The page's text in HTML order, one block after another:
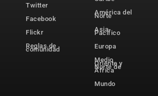
Twitter
Facebook
Flickr
Reglas de
comunidad
América del
Norte
Asia-
Pacífico
Europa
Medio
Oriente y
Norte de
África
Mundo